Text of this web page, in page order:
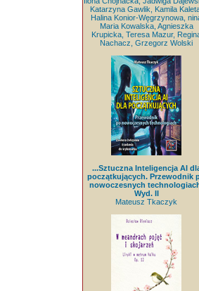
Katarzyna Gawlik, Kamila
Halina Konior-Węgrzynowa,
Maria Kowalska, Agnieszka
Krupicka, Teresa Mazur,
Nachacz, Grzegorz Wolski
...Sztuczna Inteligencja AI
początkujących. Przewodnik
nowoczesnych
Wyd. II
Mateusz Tkaczyk